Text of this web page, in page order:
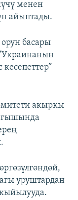
менен
айыптады.
басары
акыркы
уруштардан